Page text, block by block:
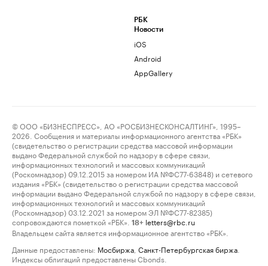
РБК
Новости
iOS
Android
AppGallery
© ООО «БИЗНЕСПРЕСС», АО «РОСБИЗНЕСКОНСАЛТИНГ», 1995–
2026. Сообщения и материалы информационного агентства «РБК»
(свидетельство о регистрации средства массовой информации
выдано Федеральной службой по надзору в сфере связи,
информационных технологий и массовых коммуникаций
(Роскомнадзор) 09.12.2015 за номером ИА №ФС77-63848) и сетевого
издания «РБК» (свидетельство о регистрации средства массовой
информации выдано Федеральной службой по надзору в сфере связи,
информационных технологий и массовых коммуникаций
(Роскомнадзор) 03.12.2021 за номером ЭЛ №ФС77-82385)
сопровождаются пометкой «РБК».
18+ letters@rbc.ru
Владельцем сайта является информационное агентство «РБК».
Данные предоставлены: Мосбиржа Санкт-Петербургская биржа
Индексы облигаций предоставлены Cbonds.